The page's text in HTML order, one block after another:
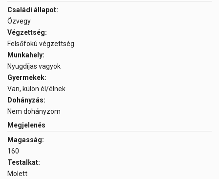
Családi állapot:
Özvegy
Végzettség:
Felsőfokú végzettség
Munkahely:
Nyugdíjas vagyok
Gyermekek:
Van, külön él/élnek
Dohányzás:
Nem dohányzom
Megjelenés
Magasság:
160
Testalkat:
Molett